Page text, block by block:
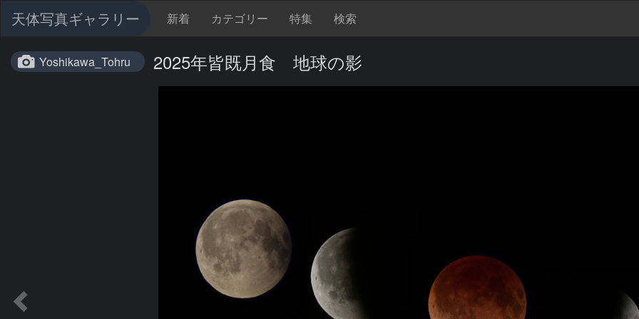
天体写真ギャラリー 新着 カテゴリー 特集 検索
Yoshikawa_Tohru 2025年皆既月食 地球の影